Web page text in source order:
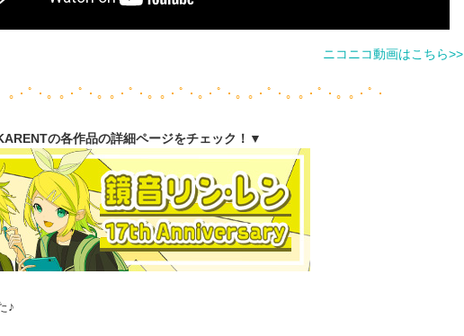
ニコニコ動画はこちら>>
｡・ﾟ・。｡・ﾟ・。｡・ﾟ・。｡・ﾟ・｡・ﾟ・。｡・ﾟ・。｡・ﾟ・。｡・ﾟ・
の各作品の詳細ページをチェック！▼
♪